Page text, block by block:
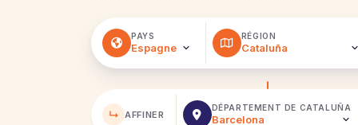
PAYS RÉGION
↳ AFFINER
DÉPARTEMENT DE CATALUÑA